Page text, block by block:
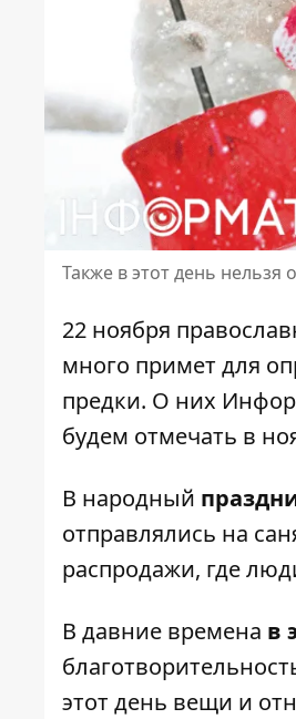
Также в этот день нельзя
22 ноября
много примет для
предки. О них
будем отмечать в
В народный
отправлялись на
распродажи, где
В давние времена в
этот день вещи и